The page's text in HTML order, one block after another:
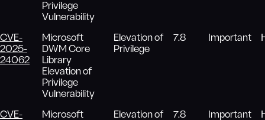
Privilege
Vulnerability
CVE-
2025-
24062
Microsoft
DWM Core
Library
Elevation of
Privilege
Vulnerability
Elevation of
Privilege
7.8 Important
CVE-
Microsoft
Elevation of
7.8 Important